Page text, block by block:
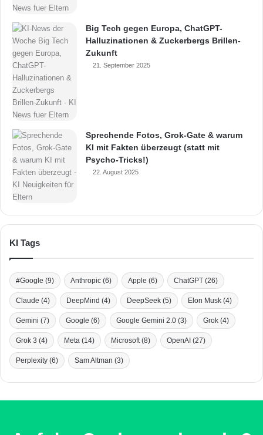
Big Tech gegen Europa, ChatGPT-
Halluzinationen & Zuckerbergs Brillen-
Zukunft
21. September 2025
Sprechende Fotos, Grok-Gate & warum
KI mit Fakten überzeugt (statt mit
Psycho-Tricks!)
22. August 2025
KI Tags
#Google (9) Anthropic (6) Apple (6) ChatGPT (26)
Claude (4) DeepMind (4) DeepSeek (5) Elon Musk (4)
Gemini (7) Google (6) Google Gemini 2.0 (3) Grok (4)
Grok 3 (4) Meta (14) Microsoft(8) OpenAI (27)
Perplexity (6) Sam Altman (3)